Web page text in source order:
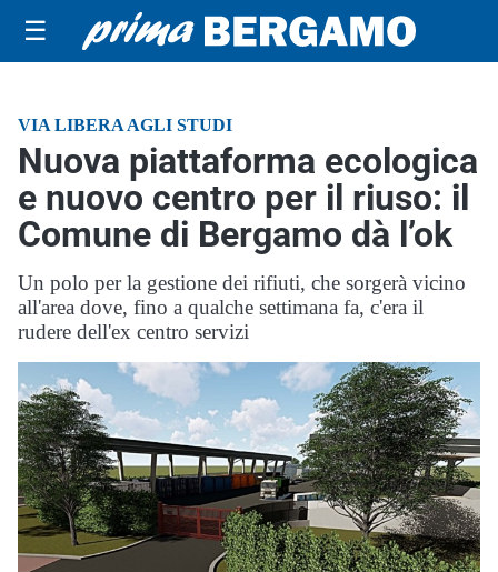
☰
VIA LIBERA AGLI STUDI
Nuova piattaforma ecologica
e nuovo centro per il riuso: il
Comune di Bergamo dà l’ok
Un polo per la gestione dei rifiuti, che sorgerà vicino
all'area dove, fino a qualche settimana fa, c'era il
rudere dell'ex centro servizi